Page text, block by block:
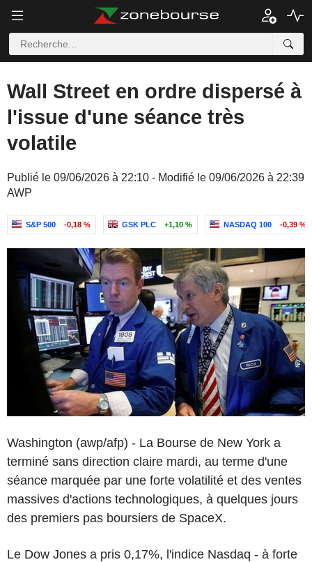
Wall Street en ordre dispersé à
l'issue d'une séance très
volatile
Publié le 09/06/2026 à 22:10 - Modifié le 09/06/2026 à 22:39
AWP
S&P 500 -0,18 % GSK PLC +1,10 % NASDAQ 100 -0,39 %
Washington (awp/afp) - La Bourse de New York a
terminé sans direction claire mardi, au terme d'une
séance marquée par une forte volatilité et des ventes
massives d'actions technologiques, à quelques jours
des premiers pas boursiers de SpaceX.
Le Dow Jones a pris 0,17%, l'indice Nasdaq - à forte